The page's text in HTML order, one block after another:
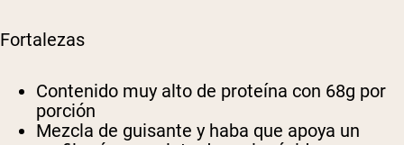
Fortalezas
Contenido muy alto de proteína con 68g por
porción
Mezcla de guisante y haba que apoya un